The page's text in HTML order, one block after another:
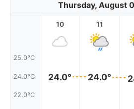
Thursday, August
25.0°C
24.0°C
22.0°C
10
24.0°
11
24.0°